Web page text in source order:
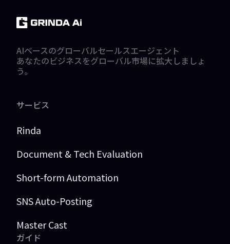
AIベースのグローバルセールスエージェント
あなたのビジネスをグローバル市場に拡大しましょ
う。
サービス
Rinda
Document & Tech Evaluation
Short-form Automation
SNS Auto-Posting
Master Cast
ガイド